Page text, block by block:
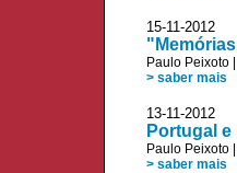
15-11-2012
Paulo Peixoto
> saber mais
13-11-2012
Portugal
Paulo Peixoto
> saber mais